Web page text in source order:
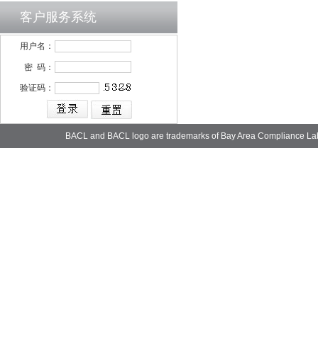
客户服务系统
用户名：
密 码：
验证码：
BACL and BACL logo are trademarks of Bay Area